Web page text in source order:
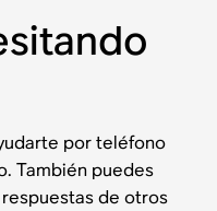
por teléfono
También puedes
de otros